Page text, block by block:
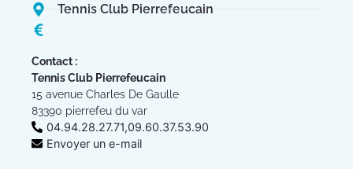
Tennis Club Pierrefeucain
Contact :
Tennis Club Pierrefeucain
15 avenue Charles De Gaulle
83390 pierrefeu du var
04.94.28.27.71,09.60.37.53.90
Envoyer un e-mail